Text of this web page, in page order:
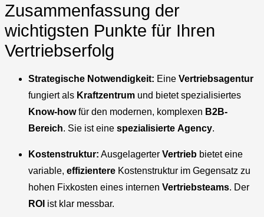
Zusammenfassung der
wichtigsten Punkte für Ihren
Vertriebserfolg
Strategische Notwendigkeit: Eine Vertriebsagentur
fungiert als Kraftzentrum und bietet spezialisiertes
Know-howfür den modernen, komplexen B2B-
Bereich. Sie ist eine spezialisierte Agency.
Kostenstruktur: Ausgelagerter Vertrieb bietet eine
variable, effizientere Kostenstruktur im Gegensatz zu
hohen Fixkosten eines internen Vertriebsteams. Der
ROI ist klar messbar.